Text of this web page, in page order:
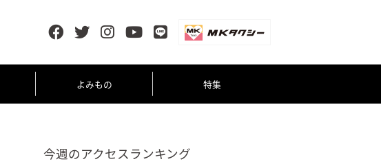
よみもの 特集
今週のアクセスランキング